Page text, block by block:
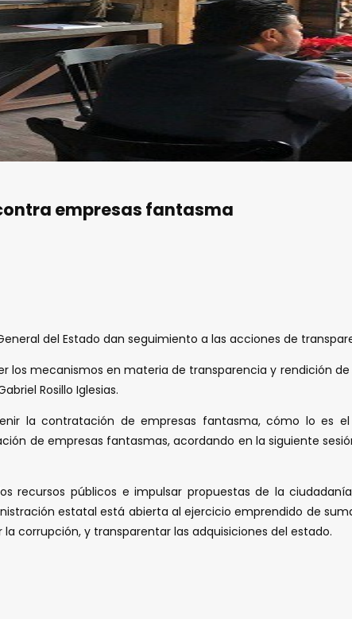
empresas fantasma
del Estado dan seguimiento a las acciones de
los mecanismos en materia de transparencia y rendición
Rosillo Iglesias.
la contratación de empresas fantasma, cómo lo es
de empresas fantasmas, acordando en la siguiente
públicos e impulsar propuestas de la
estatal está abierta al ejercicio emprendido de
corrupción, y transparentar las adquisiciones del estado.